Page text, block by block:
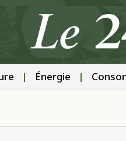
Énergie